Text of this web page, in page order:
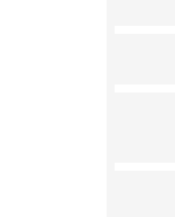
int
if
/*
if